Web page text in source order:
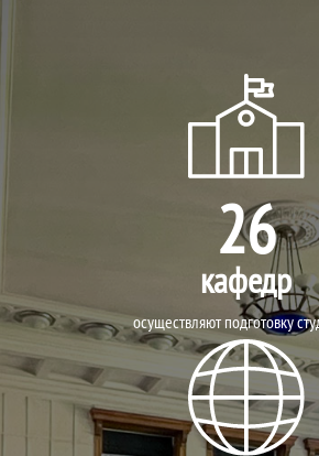
26
кафедр
осуществляют подготовку